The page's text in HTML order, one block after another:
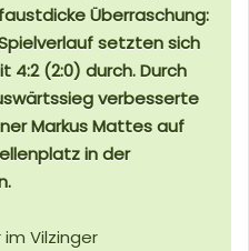
Überraschung:
setzten sich
(2:0) durch. Durch
verbesserte
Markus Mattes auf
in der
Vilzinger